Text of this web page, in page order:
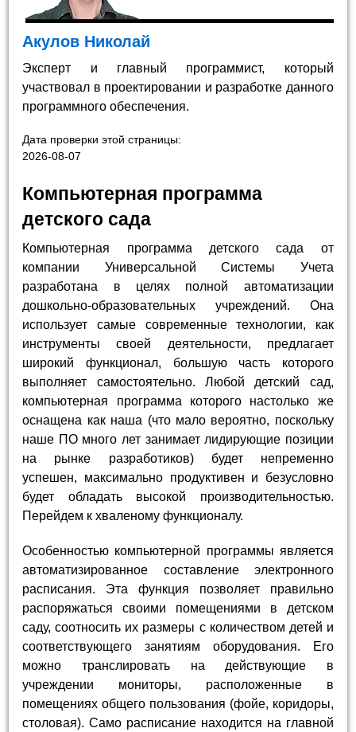
Акулов Николай
Эксперт и главный программист, который
участвовал в проектировании и разработке данного
программного обеспечения.
Дата проверки этой страницы:
2026-08-07
Компьютерная программа
детского сада
Компьютерная программа детского сада от
компании Универсальной Системы Учета
разработана в целях полной автоматизации
дошкольно-образовательных учреждений. Она
использует самые современные технологии, как
инструменты своей деятельности, предлагает
широкий функционал, большую часть которого
выполняет самостоятельно. Любой детский сад,
компьютерная программа которого настолько же
оснащена как наша (что мало вероятно, поскольку
наше ПО много лет занимает лидирующие позиции
на рынке разработиков) будет непременно
успешен, максимально продуктивен и безусловно
будет обладать высокой производительностью.
Перейдем к хваленому функционалу.
Особенностью компьютерной программы является
автоматизированное составление электронного
расписания. Эта функция позволяет правильно
распоряжаться своими помещениями в детском
саду, соотносить их размеры с количеством детей и
соответствующего занятиям оборудования. Его
можно транслировать на действующие в
учреждении мониторы, расположенные в
помещениях общего пользования (фойе, коридоры,
столовая). Само расписание находится на главной